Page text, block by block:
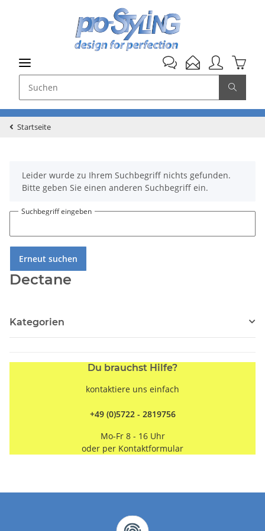
Startseite
xLeider wurde zu Ihrem Suchbegriff nichts gefunden.
Bitte geben Sie einen anderen Suchbegriff ein.
Suchbegriff eingeben
Erneut suchen
Dectane
Kategorien
Du brauchst Hilfe?
kontaktiere uns einfach
+49 (0)5722 - 2819756
Mo-Fr 8 - 16 Uhr
oder per Kontaktformular